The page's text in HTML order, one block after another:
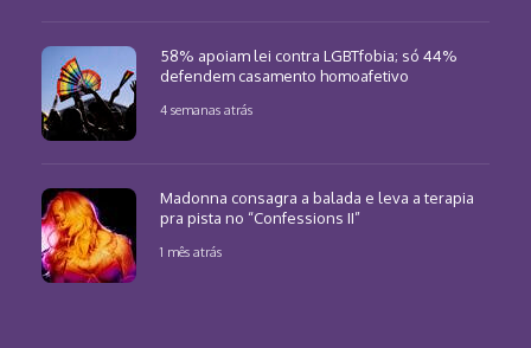
58% apoiam lei contra LGBTfobia; só 44%
defendem casamento homoafetivo
4 semanas atrás
Madonna consagra a balada e leva a terapia
pra pista no “Confessions II”
1 mês atrás